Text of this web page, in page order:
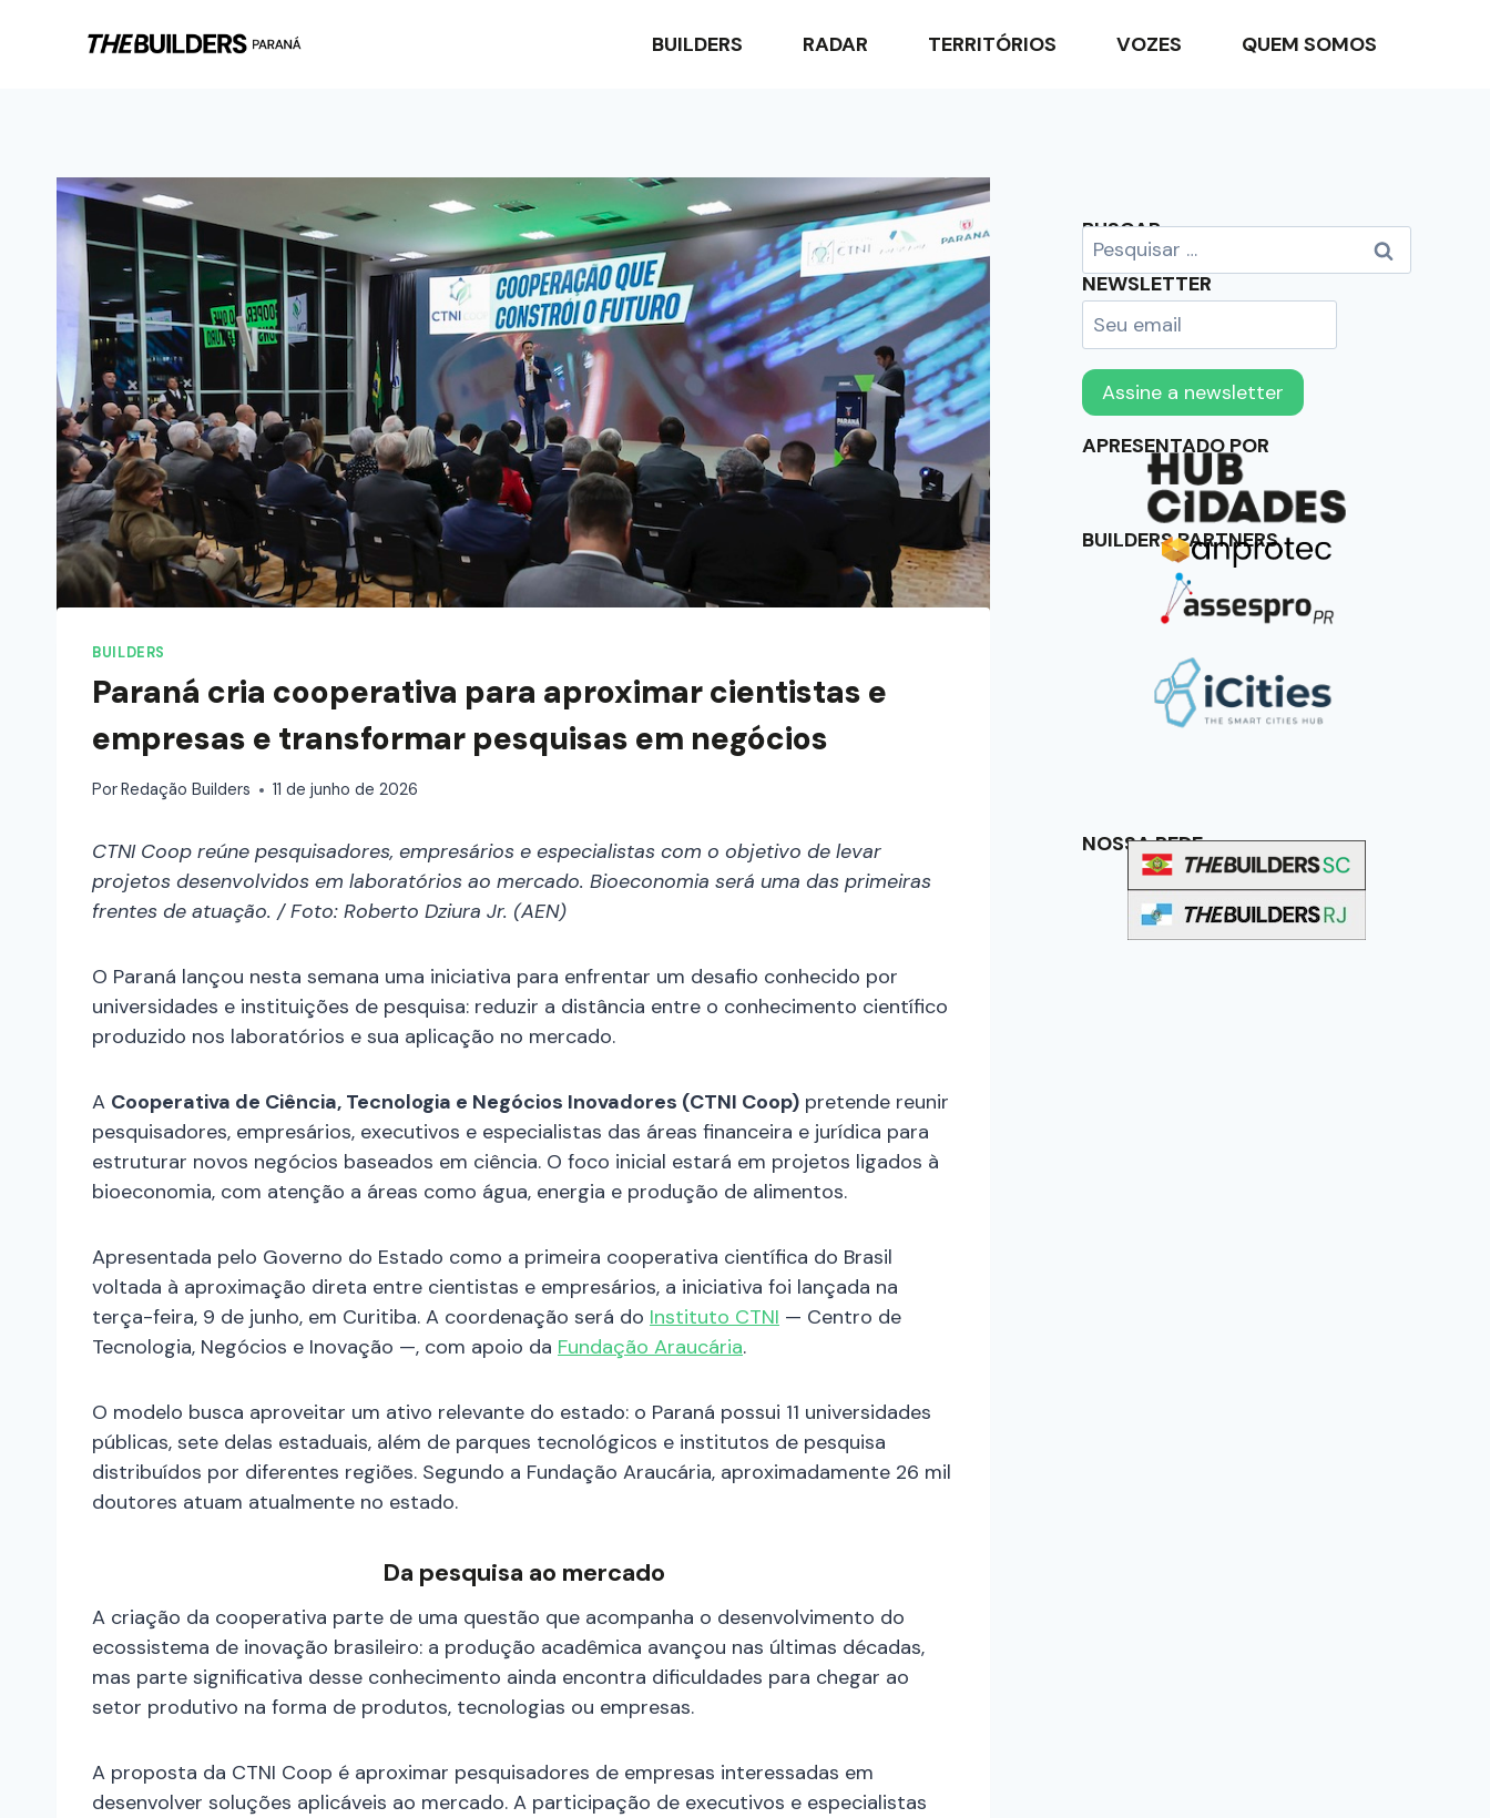
BUILDERS RADAR TERRITÓRIOS VOZES QUEM SOMOS
BUILDERS
Paraná cria cooperativa para aproximar cientistas e
empresas e transformar pesquisas em negócios
Por Redação Builders 11 de junho de 2026
CTNI Coop reúne pesquisadores, empresários e especialistas com o objetivo de levar
projetos desenvolvidos em laboratórios ao mercado. Bioeconomia será uma das primeiras
frentes de atuação. / Foto: Roberto Dziura Jr. (AEN)
O Paraná lançou nesta semana uma iniciativa para enfrentar um desafio conhecido por
universidades e instituições de pesquisa: reduzir a distância entre o conhecimento científico
produzido nos laboratórios e sua aplicação no mercado.
A Cooperativa de Ciência, Tecnologia e Negócios Inovadores (CTNI Coop) pretende reunir
pesquisadores, empresários, executivos e especialistas das áreas financeira e jurídica para
estruturar novos negócios baseados em ciência. O foco inicial estará em projetos ligados à
bioeconomia, com atenção a áreas como água, energia e produção de alimentos.
Apresentada pelo Governo do Estado como a primeira cooperativa científica do Brasil
voltada à aproximação direta entre cientistas e empresários, a iniciativa foi lançada na
terça-feira, 9 de junho, em Curitiba. A coordenação será do Instituto CTNI — Centro de
Tecnologia, Negócios e Inovação —, com apoio da Fundação Araucária.
O modelo busca aproveitar um ativo relevante do estado: o Paraná possui 11 universidades
públicas, sete delas estaduais, além de parques tecnológicos e institutos de pesquisa
distribuídos por diferentes regiões. Segundo a Fundação Araucária, aproximadamente 26 mil
doutores atuam atualmente no estado.
Da pesquisa ao mercado
A criação da cooperativa parte de uma questão que acompanha o desenvolvimento do
ecossistema de inovação brasileiro: a produção acadêmica avançou nas últimas décadas,
mas parte significativa desse conhecimento ainda encontra dificuldades para chegar ao
setor produtivo na forma de produtos, tecnologias ou empresas.
A proposta da CTNI Coop é aproximar pesquisadores de empresas interessadas em
desenvolver soluções aplicáveis ao mercado. A participação de executivos e especialistas
BUSCAR
NEWSLETTER
APRESENTADO POR
BUILDERS PARTNERS
NOSSA REDE